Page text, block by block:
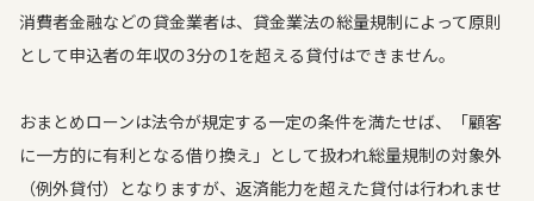
消費者金融などの貸金業者は、貸金業法の総量規制によって原則
として申込者の年収の3分の1を超える貸付はできません。
おまとめローンは法令が規定する一定の条件を満たせば、「顧客
に一方的に有利となる借り換え」として扱われ総量規制の対象外
（例外貸付）となりますが、返済能力を超えた貸付は行われませ